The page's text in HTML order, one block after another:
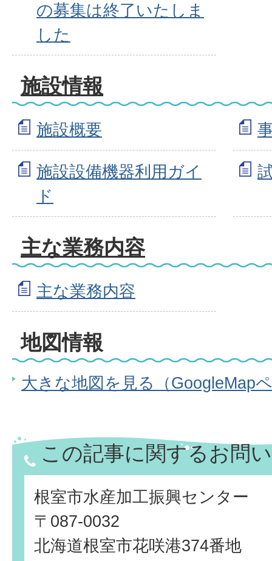
の募集は終了いたしま
した
施設情報
施設概要
施設設備機器利用ガイ
ド
主な業務内容
主な業務内容
地図情報
大きな地図を見る（GoogleMap
この記事に関するお問
根室市水産加工振興センター
〒087-0032
北海道根室市花咲港374番地